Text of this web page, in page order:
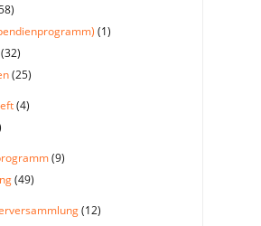
(1)
(32)
(25)
(4)
(9)
(49)
(12)